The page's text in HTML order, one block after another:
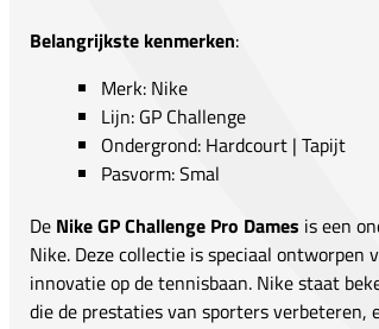
Belangrijkste kenmerken:
Merk: Nike
Lijn: GP Challenge
Ondergrond: Hardcourt | Tapijt
Pasvorm: Smal
De Nike GP Challenge Pro Dames is een
Nike. Deze collectie is speciaal
innovatie op de tennisbaan. Nike staat
die de prestaties van sporters verbeteren,